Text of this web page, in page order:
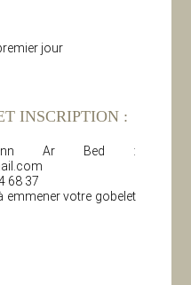
jour
INSCRIPTION :
Ar Bed :
68 37
emmener votre gobelet